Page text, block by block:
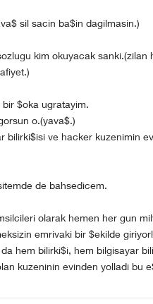
sil sacin ba$in dagilmasin.)
kim okuyacak sanki.(zilan
$oka ugratayim.
o.(yava$.)
bilirki$isi ve hacker kuzenimin
de bahsedicem.
olarak hemen her gun
emrivaki bir $ekilde
hem bilirki$i, hem bilgisayar
kuzeninin evinden yolladi bu